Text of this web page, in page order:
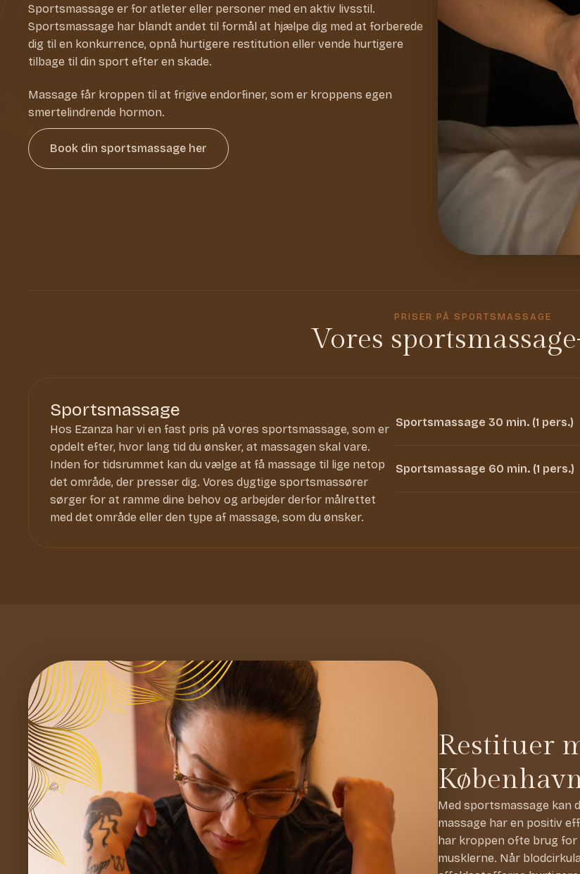
Sportsmassage er for atleter eller personer med en aktiv livsstil.
Sportsmassage har blandt andet til formål at hjælpe dig med at forberede
dig til en konkurrence, opnå hurtigere restitution eller vende hurtigere
tilbage til din sport efter en skade.
Massage får kroppen til at frigive endorfiner, som er kroppens egen
smertelindrende hormon.
Book din sportsmassage her
PRISER PÅ SPORTSMASSAGE
Vores
Sportsmassage
Hos Ezanza har vi en fast pris på vores sportsmassage, som er
opdelt efter, hvor lang tid du ønsker, at massagen skal vare.
Inden for tidsrummet kan du vælge at få massage til lige netop
det område, der presser dig. Vores dygtige sportsmassører
sørger for at ramme dine behov og arbejder derfor målrettet
med det område eller den type af massage, som du ønsker.
Sportsmassage 30 min. (1 pers.)
Sportsmassage 60 min. (1 pers.)
Restituer
Med sportsmassage kan
massage har en positiv
har kroppen ofte brug for
musklerne. Når